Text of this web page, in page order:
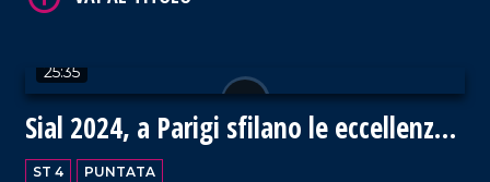
25:35
Sial 2024, a Parigi sfilano le eccellenze
gastronomiche della Calabria
ST 4 PUNTATA
VAI AL TITOLO